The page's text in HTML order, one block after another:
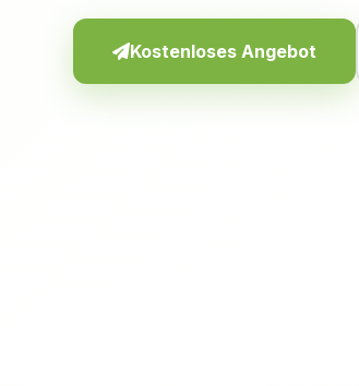
Kostenloses Angebot